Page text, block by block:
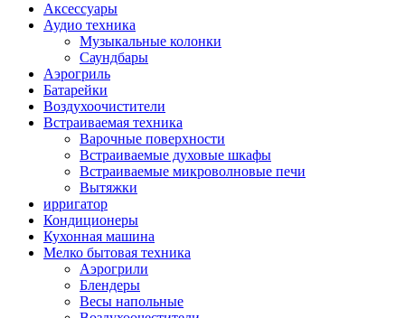
Аксессуары
Аудио техника
Музыкальные колонки
Саундбары
Аэрогриль
Батарейки
Воздухоочистители
Встраиваемая техника
Варочные поверхности
Встраиваемые духовые шкафы
Встраиваемые микроволновые печи
Вытяжки
ирригатор
Кондиционеры
Кухонная машина
Мелко бытовая техника
Аэрогрили
Блендеры
Весы напольные